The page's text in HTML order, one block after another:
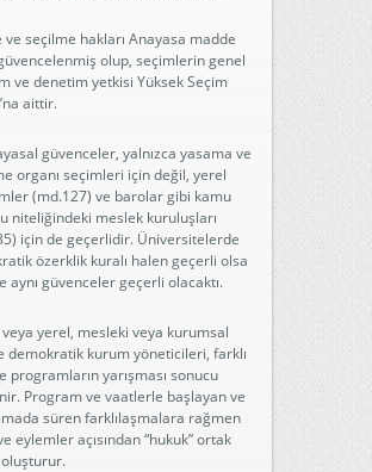
ve seçilme hakları Anayasa madde
olup, seçimlerin genel
ve denetim yetkisi Yüksek Seçim
aittir.
güvenceler, yalnızca yasama ve
organı seçimleri için değil, yerel
(md.127) ve barolar gibi kamu
niteliğindeki meslek kuruluşları
için de geçerlidir. Üniversitelerde
özerklik kuralı halen geçerli olsa
aynı güvenceler geçerli olacaktı.
yerel, mesleki veya kurumsal
demokratik kurum yöneticileri, farklı
programların yarışması sonucu
Program ve vaatlerle başlayan ve
süren farklılaşmalara rağmen
eylemler açısından “hukuk” ortak